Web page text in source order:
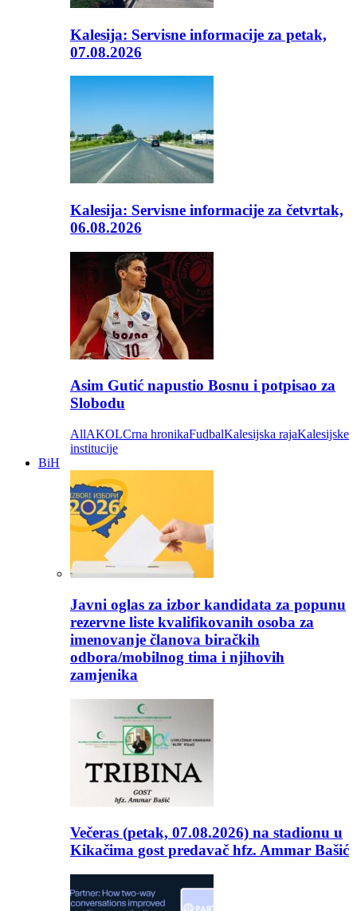
Kalesija: Servisne informacije za petak,
07.08.2026
Kalesija: Servisne informacije za četvrtak,
06.08.2026
Asim Gutić napustio Bosnu i potpisao za
Slobodu
AllAKOLCrna hronikaFudbalKalesijska rajaKalesijske
institucije
BiH
Javni oglas za izbor kandidata za popunu
rezervne liste kvalifikovanih osoba za
imenovanje članova biračkih
odbora/mobilnog tima i njihovih
zamjenika
Večeras (petak, 07.08.2026) na stadionu u
Kikačima gost predavač hfz. Ammar Bašić